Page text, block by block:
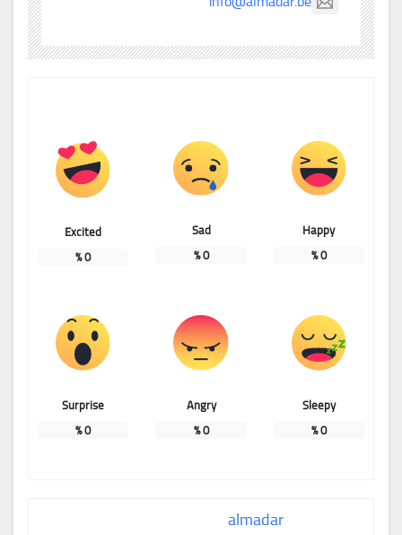
Happy
0
%
Sad
0
%
Excited
0
%
Sleepy
0
%
Angry
0
%
Surprise
0
%
almadar